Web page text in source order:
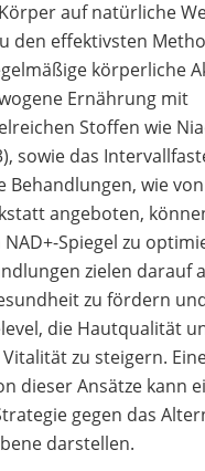
auf natürliche
den effektivsten
körperliche
Ernährung mit
Stoffen wie
sowie das
Behandlungen, wie
angeboten,
Spiegel zu
zielen darauf
zu fördern
die Hautqualität
zu steigern.
dieser Ansätze kann
gegen das
darstellen.